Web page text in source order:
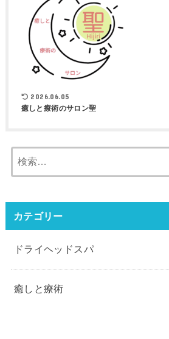
2026.06.05
癒しと療術のサロン聖
索:
カテゴリー
ドライヘッドスパ
癒しと療術